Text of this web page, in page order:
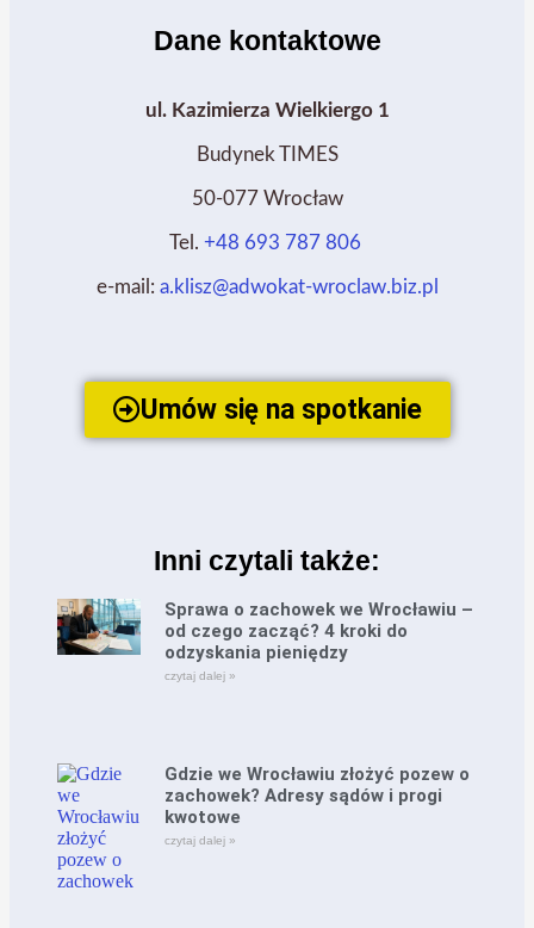
Dane kontaktowe
ul. Kazimierza Wielkiergo 1
Budynek TIMES
50-077 Wrocław
Tel. +48 693 787 806
e-mail: a.klisz@adwokat-wroclaw.biz.pl
Umów się na spotkanie
Inni czytali także:
Sprawa o zachowek we Wrocławiu –
od czego zacząć? 4 kroki do
odzyskania pieniędzy
czytaj dalej »
Gdzie we Wrocławiu złożyć pozew o
zachowek? Adresy sądów i progi
kwotowe
czytaj dalej »